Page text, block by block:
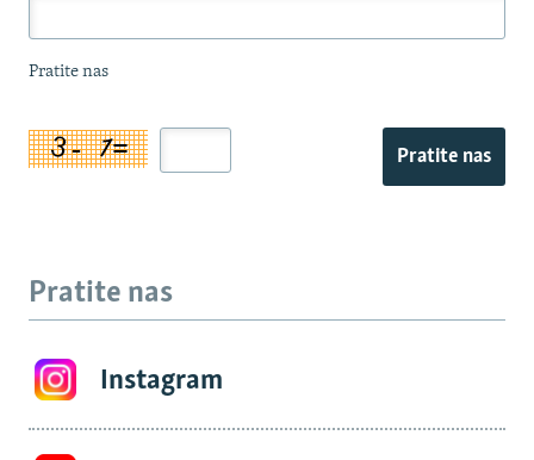
Pratite nas
Pratite nas
Pratite nas
Instagram